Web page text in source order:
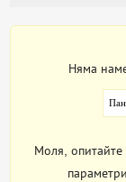
Няма
Моля, опитайте